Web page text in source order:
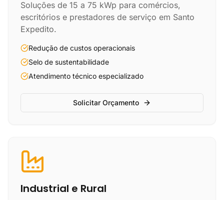
Soluções de 15 a 75 kWp para comércios,
escritórios e prestadores de serviço em Santo
Expedito.
Redução de custos operacionais
Selo de sustentabilidade
Atendimento técnico especializado
Solicitar Orçamento
Industrial e Rural